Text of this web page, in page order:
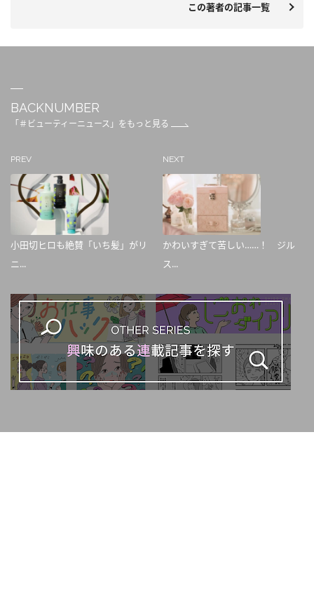
この著者の記事一覧
BACKNUMBER
「＃ビューティーニュース」をもっと見る
PREV
小田切ヒロも絶賛「いち髪」がリ
ニ...
NEXT
かわいすぎて苦しい……！ ジル
ス...